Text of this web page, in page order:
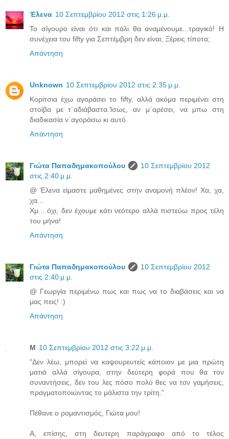
Έλενα 10 Σεπτεμβρίου 2012 στις 1:26 μ.μ.
Το σίγουρο είναι ότι και πάλι θα αναμένουμε...τραγικό! Η
συνέχεια του fifty για Σεπτέμβρη δεν είναι; Ξέρεις τίποτα;
Απάντηση
Unknown 10 Σεπτεμβρίου 2012 στις 2:35 μ.μ.
Κορίτσια έχω αγοράσει το fifty, αλλά ακόμα περιμένει στη
στοίβα με τ΄αδιάβαστα.Ίσως, αν μ΄αρέσει, να μπω στη
διαδικασία ν΄αγοράσω κι αυτό.
Απάντηση
Γιώτα Παπαδημακοπούλου
10 Σεπτεμβρίου 2012
στις 2:40 μ.μ.
@ Έλενα είμαστε μαθημένες στην αναμονή πλέον! Χα, χα,
χα...
Χμ... όχι, δεν έχουμε κάτι νεότερο αλλά πιστεύω προς τέλη
του μήνα!
Απάντηση
Γιώτα Παπαδημακοπούλου
10 Σεπτεμβρίου 2012
στις 2:40 μ.μ.
@ Γεωργία περιμένω πως και πως να το διαβάσεις και να
μας πεις! :)
Απάντηση
Μ 10 Σεπτεμβρίου 2012 στις 3:22 μ.μ.
"Δεν λέω, μπορεί να καψουρευτείς κάποιον με μια πρώτη
ματιά αλλά σίγουρα, στην δεύτερη φορά που θα τον
συναντήσεις, δεν του λες πόσο πολύ θες να τον γαμήσεις,
πραγματοποιώντας το μάλιστα την τρίτη."
Πέθανε ο ρομαντισμός, Γιώτα μου!
A, επίσης, στη δευτερη παράγραφο από το τέλος